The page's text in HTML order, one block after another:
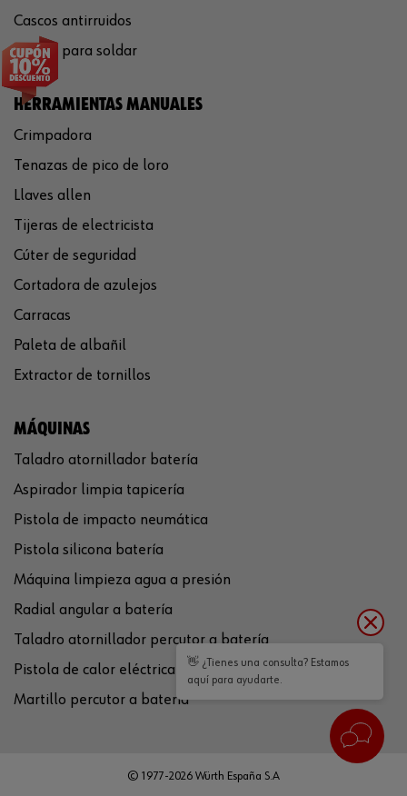
Cascos antirruidos
Careta para soldar
HERRAMIENTAS MANUALES
Crimpadora
Tenazas de pico de loro
Llaves allen
Tijeras de electricista
Cúter de seguridad
Cortadora de azulejos
Carracas
Paleta de albañil
Extractor de tornillos
MÁQUINAS
Taladro atornillador batería
Aspirador limpia tapicería
Pistola de impacto neumática
Pistola silicona batería
Máquina limpieza agua a presión
Radial angular a batería
Taladro atornillador percutor a batería
Pistola de calor eléctrica
Martillo percutor a batería
© 1977-2026 Würth España S.A
👋 ¿Tienes una consulta? Estamos
aquí para ayudarte.